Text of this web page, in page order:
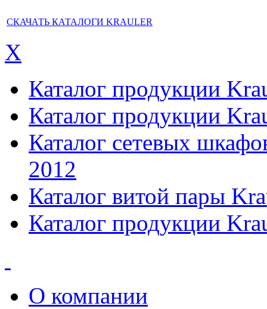
СКАЧАТЬ КАТАЛОГИ KRAULER
X
Каталог продукции
Каталог продукции
Каталог сетевых
2012
Каталог витой пары
Каталог продукции
О компании